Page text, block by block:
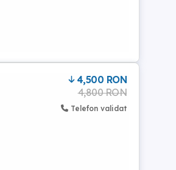
4,500 RON
4,800 RON
Telefon validat